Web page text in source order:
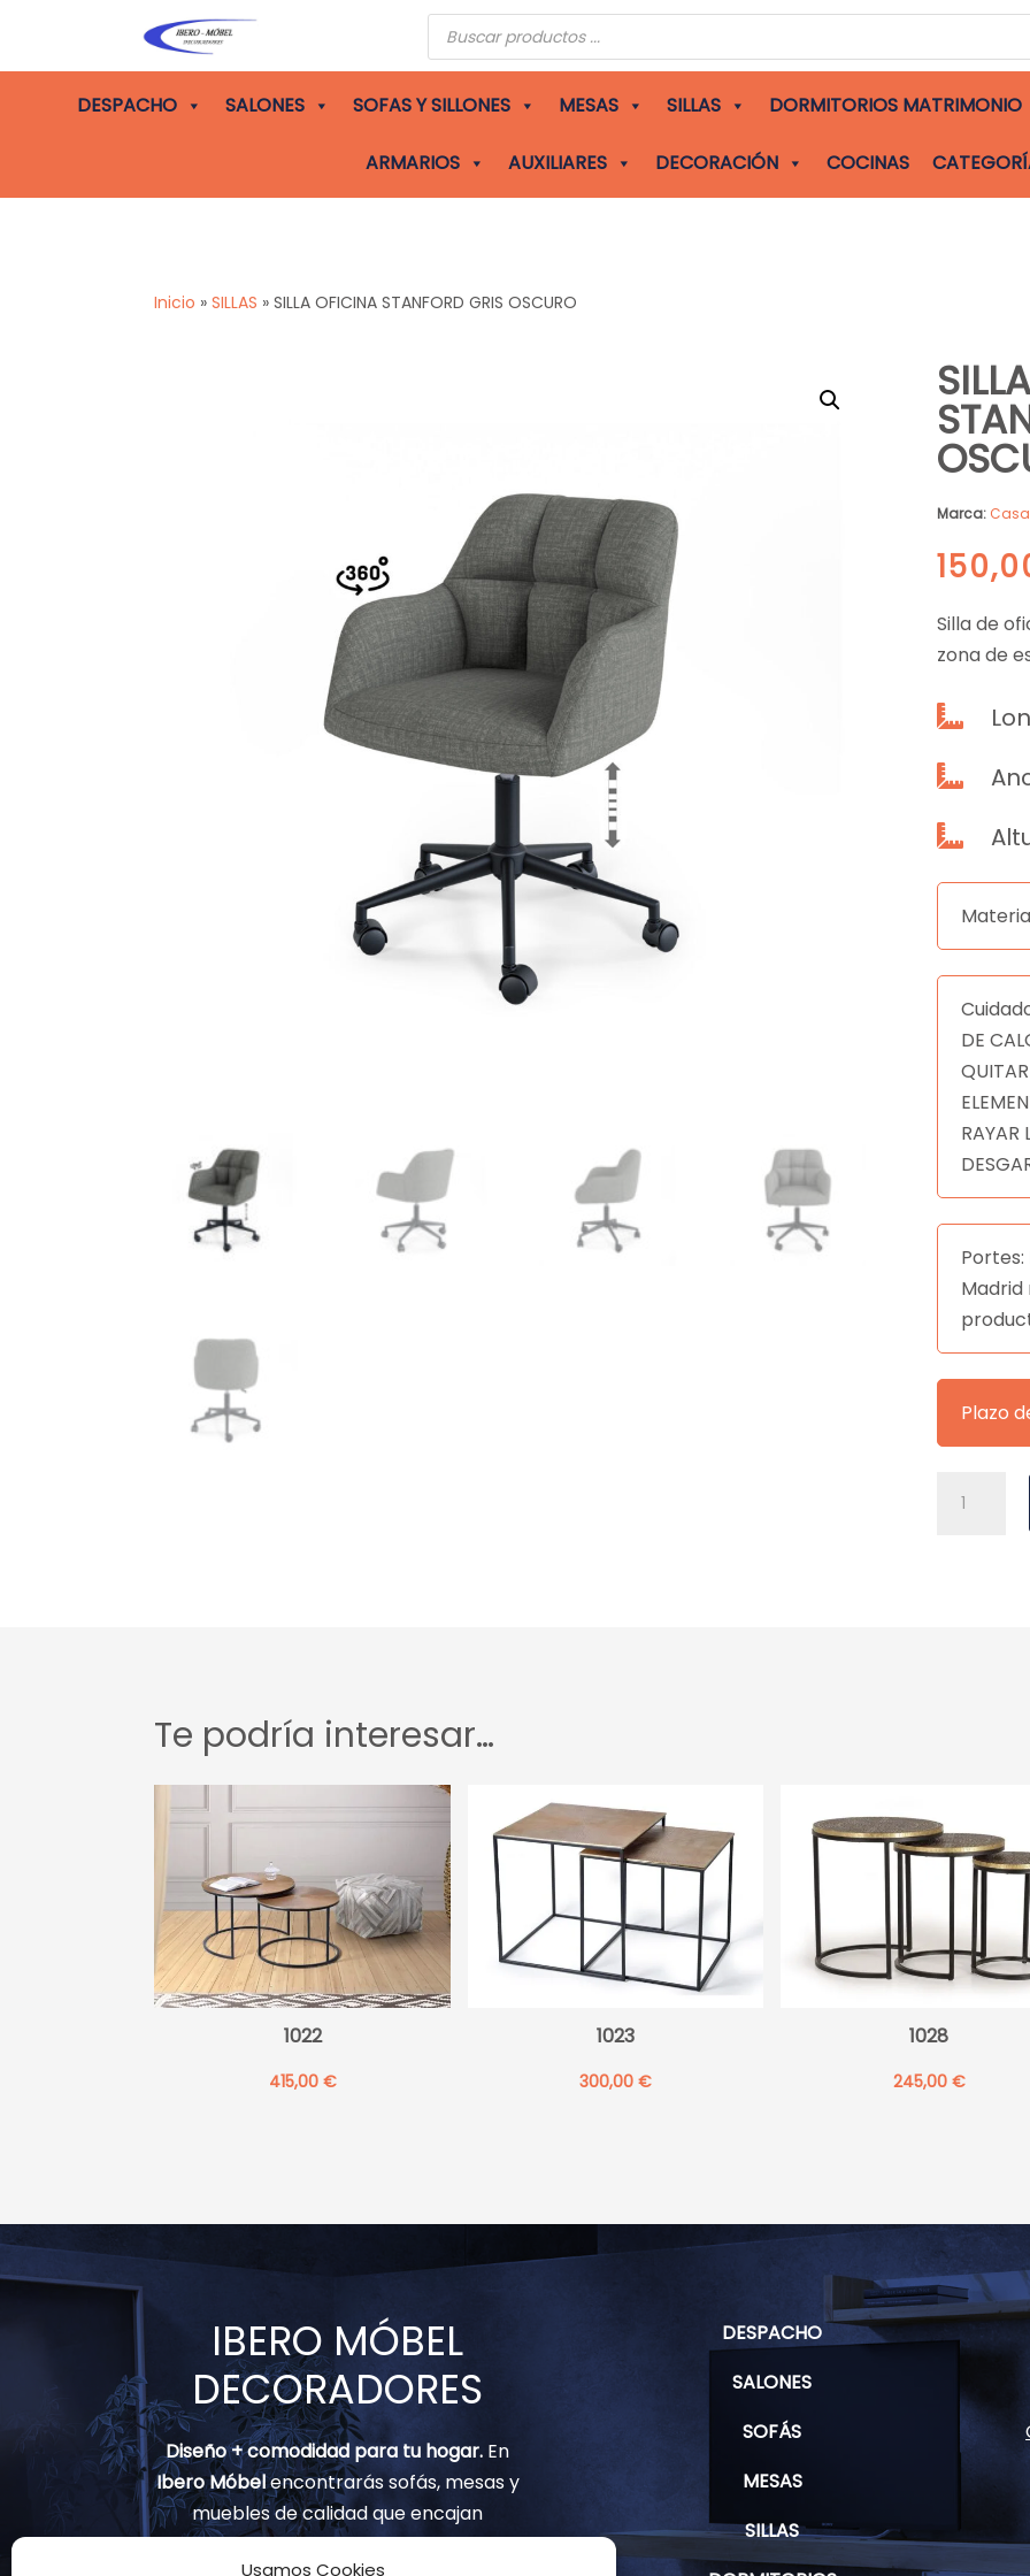
Usamos Cookies
Búsqueda
de
productos
DESPACHO SALONES SOFAS Y SILLONES MESAS SILLAS DORMITORIOS MATRIMONIO
ARMARIOS AUXILIARES DECORACIÓN COCINAS
Inicio »SILLAS »SILLA OFICINA STANFORD GRIS OSCURO
Marca:
Silla de
zona de



DE
RAYAR
Madrid
Plazo
OFICINA
Te podría interesar…
1022
415,00 €
1023
300,00€
1028
245,00 €
IBERO MÓBEL
DECORADORES
Diseño + comodidad para tu hogar. En
Ibero Móbelencontrarás sofás, mesas y
muebles de calidad que encajan
contigo.
DESPACHO
SALONES
SOFÁS
MESAS
SILLAS